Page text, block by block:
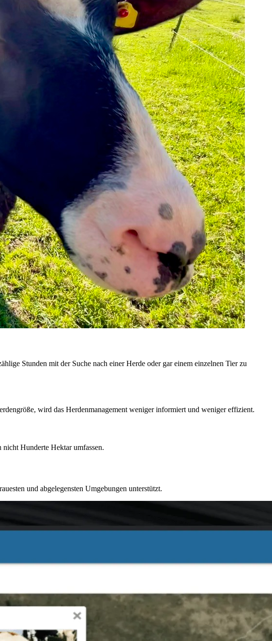
Stunden mit der Suche nach einer Herde oder gar einem einzelnen Tier zu
wird das Herdenmanagement weniger informiert und weniger effizient.
Hunderte Hektar umfassen.
und abgelegensten Umgebungen unterstützt.